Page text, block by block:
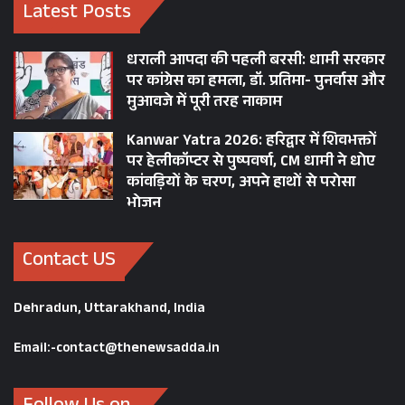
Latest Posts
धराली आपदा की पहली बरसी: धामी सरकार
पर कांग्रेस का हमला, डॉ. प्रतिमा- पुनर्वास और
मुआवजे में पूरी तरह नाकाम
Kanwar Yatra 2026: हरिद्वार में शिवभक्तों
पर हेलीकॉप्टर से पुष्पवर्षा, CM धामी ने धोए
कांवड़ियों के चरण, अपने हाथों से परोसा
भोजन
Contact US
Dehradun, Uttarakhand, India
Email:-contact@thenewsadda.in